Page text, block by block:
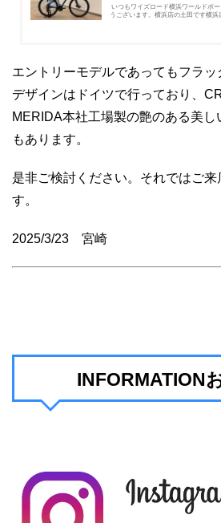
いつもワイズロード横浜ワールドポ
うございます。横浜店の土田です横
エントリーモデルであってもフラ
デザインはドイツで行っており、
MERIDA本社工場製の艶のある美
もあります。
是非ご検討ください。それではご来
す。
2025/3/23 宮崎
INFORMATION